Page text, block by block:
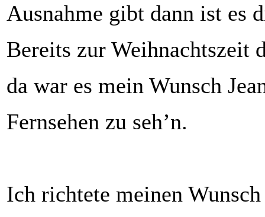
Ausnahme gibt dann ist es
Bereits zur Weihnachtszeit
da war es mein Wunsch
Fernsehen zu seh’n.
Ich richtete meinen